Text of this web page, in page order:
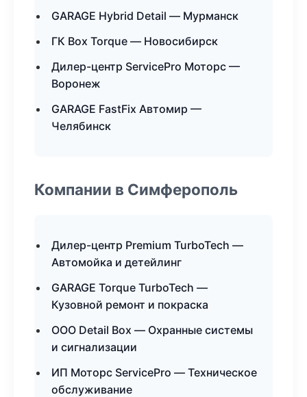
GARAGE Hybrid Detail — Мурманск
ГК Box Torque — Новосибирск
Дилер-центр ServicePro Моторс —
Воронеж
GARAGE FastFix Автомир —
Челябинск
Компании в Симферополь
Дилер-центр Premium TurboTech —
Автомойка и детейлинг
GARAGE Torque TurboTech —
Кузовной ремонт и покраска
ООО Detail Box — Охранные системы
и сигнализации
ИП Моторс ServicePro — Техническое
обслуживание